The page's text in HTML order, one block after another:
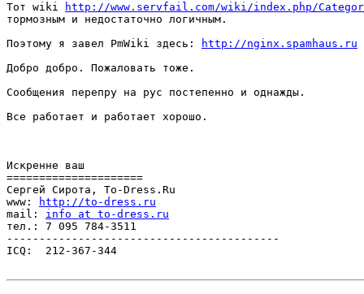
Тот wiki
http://www.servfail.com/wiki/index.php/
тормозным и недостаточно логичным.
Поэтому я завел PmWiki здесь:
http://nginx.spamhaus.ru
Добро добро. Пожаловать тоже.
Сообщения перепру на рус постепенно и однажды.
Все работает и работает хорошо.
Искренне ваш
=====================
Сергей Сирота, To-Dress.Ru
www:
http://to-dress.ru
mail: info at to-dress.ru
тел.: 7 095 784-3511
------------------------------------------
ICQ:  212-367-344